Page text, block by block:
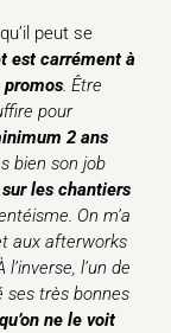
peut se
est carrément à
promos. Être
pour
2 ans
bien son job
les chantiers
On m’a
aux afterworks
l’inverse, l’un de
ses très bonnes
ne le voit